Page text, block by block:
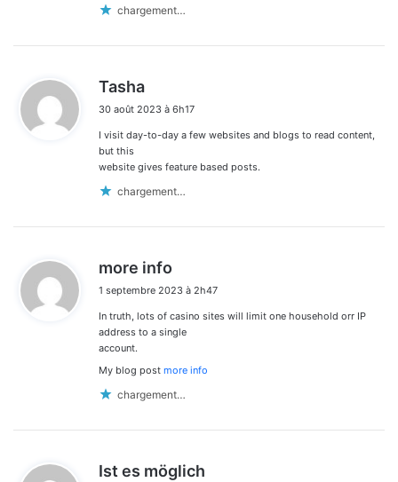
chargement…
Tasha
t
30 août 2023 à 6h17
I visit day-to-day a few websites and blogs to read content,
but this
website gives feature based posts.
chargement…
more info
t
:
1 septembre 2023 à 2h47
In truth, lots of casino sites will limit one household orr IP
address to a single
account.
My blog post more info
chargement…
Ist es möglich